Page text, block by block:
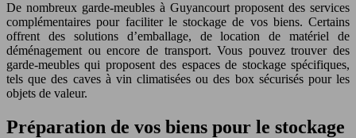
De nombreux garde-meubles à Guyancourt proposent des services
complémentaires pour faciliter le stockage de vos biens. Certains
offrent des solutions d’emballage, de location de matériel de
déménagement ou encore de transport. Vous pouvez trouver des
garde-meubles qui proposent des espaces de stockage spécifiques,
tels que des caves à vin climatisées ou des box sécurisés pour les
objets de valeur.
Préparation de vos biens pour le stockage